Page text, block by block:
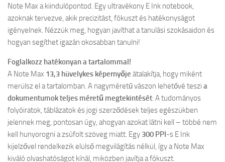
Note Max a kiindulópontod. Egy ultravékony E Ink notebook,
azoknak tervezve, akik precizitást, fókuszt és hatékonyságot
igényelnek. Nézzük meg, hogyan javíthat a tanulási szokásaidon és
hogyan segíthet igazán okosabban tanulni!
Foglalkozz hatékonyan a tartalommal!
A Note Max 13,3 hüvelykes képernyője átalakítja, hogy miként
merülsz el a tartalomban. A nagyméretű vászon lehetővé teszi a
dokumentumok teljes méretű megtekintését: A tudományos
folyóiratok, táblázatok és jogi szerződések teljes egészükben
jelennek meg, pontosan úgy, ahogyan azokat látni kell – többé nem
kell hunyorogni a zsúfolt szöveg miatt. Egy 300 PPI-s E Ink
kijelzővel rendelkezik elülső megvilágítás nélkül, így a Note Max
kiváló olvashatóságot kínál, miközben javítja a fókuszt.